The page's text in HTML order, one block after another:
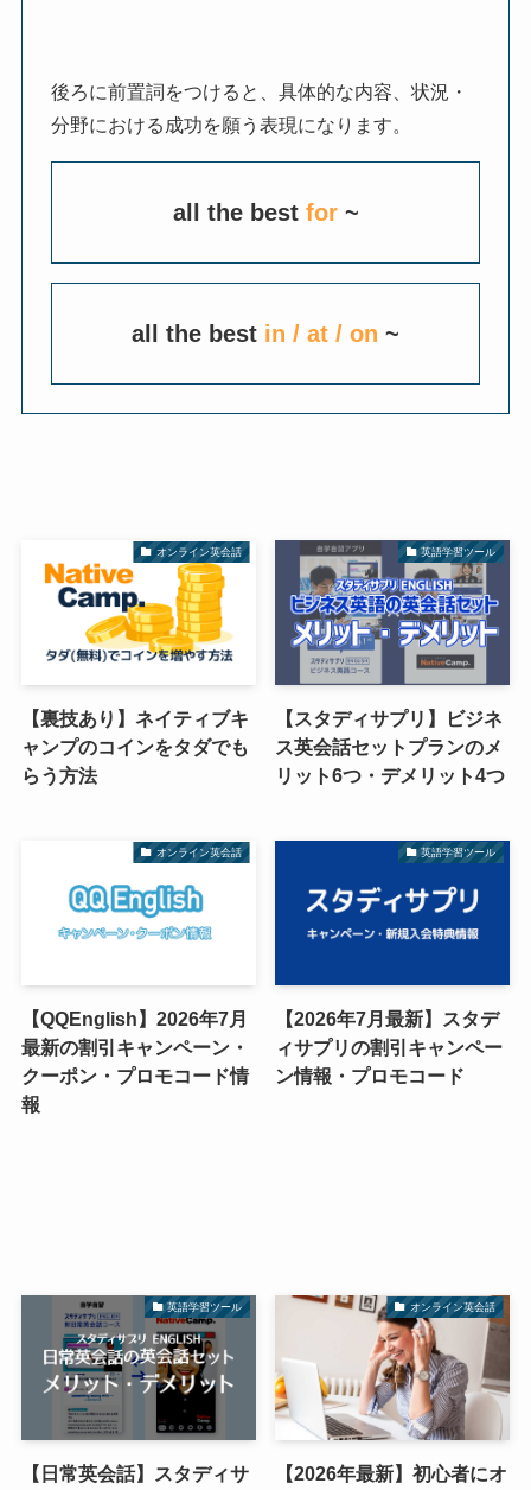
後ろに前置詞をつけると、具体的な内容、状況・
分野における成功を願う表現になります。
all the best for~
all the best in / at / on ~
オンライン英会話
【裏技あり】ネイティブキ
ャンプのコインをタダでも
らう方法
英語学習ツール
【スタディサプリ】ビジネ
ス英会話セットプランのメ
リット6つ・デメリット4つ
オンライン英会話
【QQEnglish】2026年7月
最新の割引キャンペーン・
クーポン・プロモコード情
報
英語学習ツール
【2026年7月最新】スタデ
ィサプリの割引キャンペー
ン情報・プロモコード
英語学習ツール
【日常英会話】スタディサ
オンライン英会話
【2026年最新】初心者にオ